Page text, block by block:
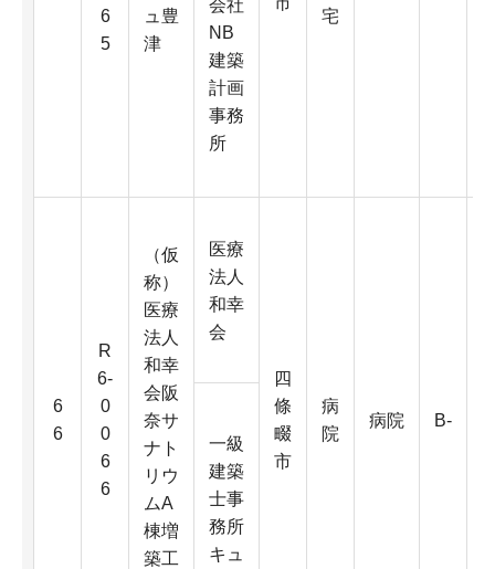
6
5
ュ豊
津
宅
会社
NB
建築
計画
事務
所
6
6
R
6-
0
0
6
6
（仮
称）
医療
法人
和幸
会阪
奈サ
ナト
リウ
ムA
棟増
築工
医療
法人
和幸
会
四
條
畷
市
病
院
病院 B-
一級
建築
士事
務所
キュ